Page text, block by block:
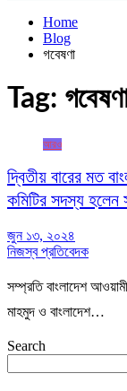
Home
Blog
গবেষণা
Tag:
আরও
দ্বিতীয় বারের মত
কমিটির সদস্য হলেন
জুন ১৩, ২০২৪
নিজস্ব প্রতিবেদক
সম্প্রতি বাংলাদেশ
মাহমুদ ও বাংলাদেশ…
Search